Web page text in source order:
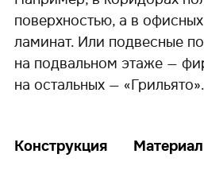
поверхностью, а в
ламинат. Или подвесные
на подвальном этаже —
на остальных — «Грильято».
Конструкция Материал